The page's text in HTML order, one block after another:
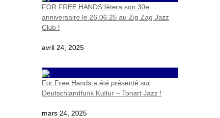
FOR FREE HANDS fêtera son 30e
anniversaire le 26.06.25 au Zig Zag Jazz
Club !
avril 24, 2025
For Free Hands a été présenté sur
Deutschlandfunk Kultur – Tonart Jazz !
mars 24, 2025